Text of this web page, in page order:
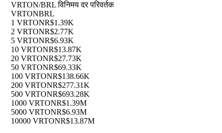
VRTON/BRL विनिमय दर परिवर्तक
VRTONBRL
1 VRTONR$1.39K
2 VRTONR$2.77K
5 VRTONR$6.93K
10 VRTONR$13.87K
20 VRTONR$27.73K
50 VRTONR$69.33K
100 VRTONR$138.66K
200 VRTONR$277.31K
500 VRTONR$693.28K
1000 VRTONR$1.39M
5000 VRTONR$6.93M
10000 VRTONR$13.87M